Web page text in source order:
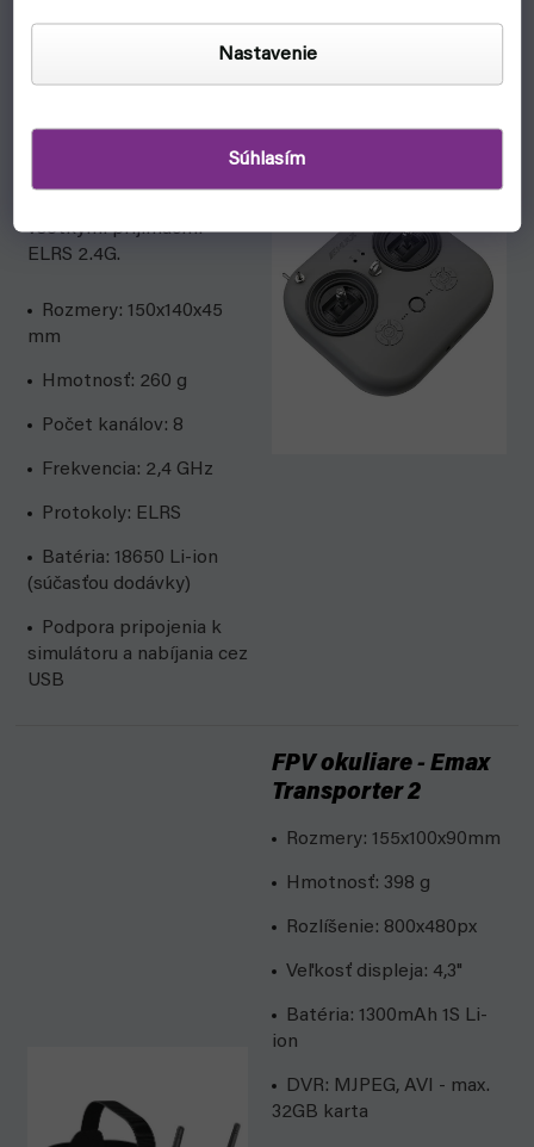
Nastavenie
Súhlasím
všetkými prijímačmi
ELRS 2.4G.
Rozmery: 150x140x45
mm
Hmotnosť: 260 g
Počet kanálov: 8
Frekvencia: 2,4 GHz
Protokoly: ELRS
Batéria: 18650 Li-ion
(súčasťou dodávky)
Podpora pripojenia k
simulátoru a nabíjania cez
USB
FPV okuliare - Emax
Transporter 2
Rozmery: 155x100x90mm
Hmotnosť: 398 g
Rozlíšenie: 800x480px
Veľkosť displeja: 4,3"
Batéria: 1300mAh 1S Li-
ion
DVR: MJPEG, AVI - max.
32GB karta